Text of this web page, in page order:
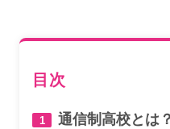
目次
通信制高校とは